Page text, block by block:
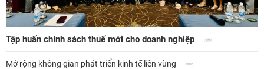
Tập huấn chính sách thuế mới cho doanh nghiệp
Mở rộng không gian phát triển kinh tế liên vùng